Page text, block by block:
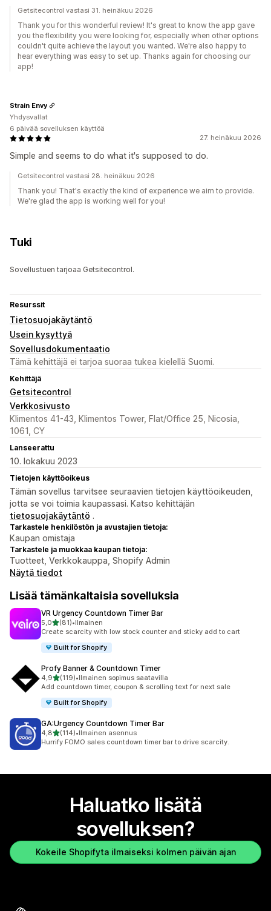
Getsitecontrol vastasi 31. heinäkuu 2026
Thank you for this wonderful review! It's great to know the app gave
you the flexibility you were looking for, especially when other options
couldn't quite achieve the layout you wanted. We're also happy to
hear everything was easy to set up. Thanks again for choosing our
app!
27. heinäkuu 2026
Simple and seems to do what it's supposed to do.
Strain Envy
Yhdysvallat
6 päivää sovelluksen käyttöä
Getsitecontrol vastasi 28. heinäkuu 2026
Thank you! That's exactly the kind of experience we aim to provide.
We're glad the app is working well for you!
Tuki
Sovellustuen tarjoaa Getsitecontrol.
Resurssit
Tietosuojakäytäntö
Usein kysyttyä
Sovellusdokumentaatio
Tämä kehittäjä ei tarjoa suoraa tukea kielellä Suomi.
Kehittäjä
Getsitecontrol
Verkkosivusto
Klimentos 41-43, Klimentos Tower, Flat/Office 25, Nicosia,
1061, CY
Lanseerattu
10. lokakuu 2023
Tietojen käyttöoikeus
Tämän sovellus tarvitsee seuraavien tietojen käyttöoikeuden,
jotta se voi toimia kaupassasi. Katso kehittäjän
tietosuojakäytäntö .
Tarkastele henkilöstön ja avustajien tietoja:
Kaupan omistaja
Tarkastele ja muokkaa kaupan tietoja:
Tuotteet, Verkkokauppa, Shopify Admin
Näytä tiedot
Lisää tämänkaltaisia sovelluksia
VR Urgency Countdown Timer Bar
5,0/ 5 tähteä
(81)
81 arvostelua yhteensä
•Ilmainen
Create scarcity with low stock counter and sticky add to cart
Built for Shopify
Profy Banner & Countdown Timer
4,9/ 5 tähteä
(119)
119 arvostelua yhteensä
•Ilmainen sopimus saatavilla
Add countdown timer, coupon & scrolling text for next sale
Built for Shopify
GA:Urgency Countdown Timer Bar
4,8/ 5 tähteä
(114)
114 arvostelua yhteensä
•Ilmainen asennus
Hurrify FOMO sales countdown timer bar to drive scarcity.
Haluatko lisätä
sovelluksen?
Kokeile Shopifyta ilmaiseksi kolmen päivän ajan